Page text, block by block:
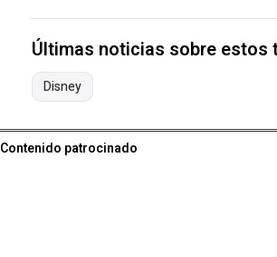
Últimas noticias sobre estos
Disney
Contenido patrocinado